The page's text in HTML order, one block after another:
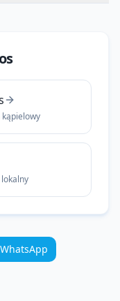
WhatsApp